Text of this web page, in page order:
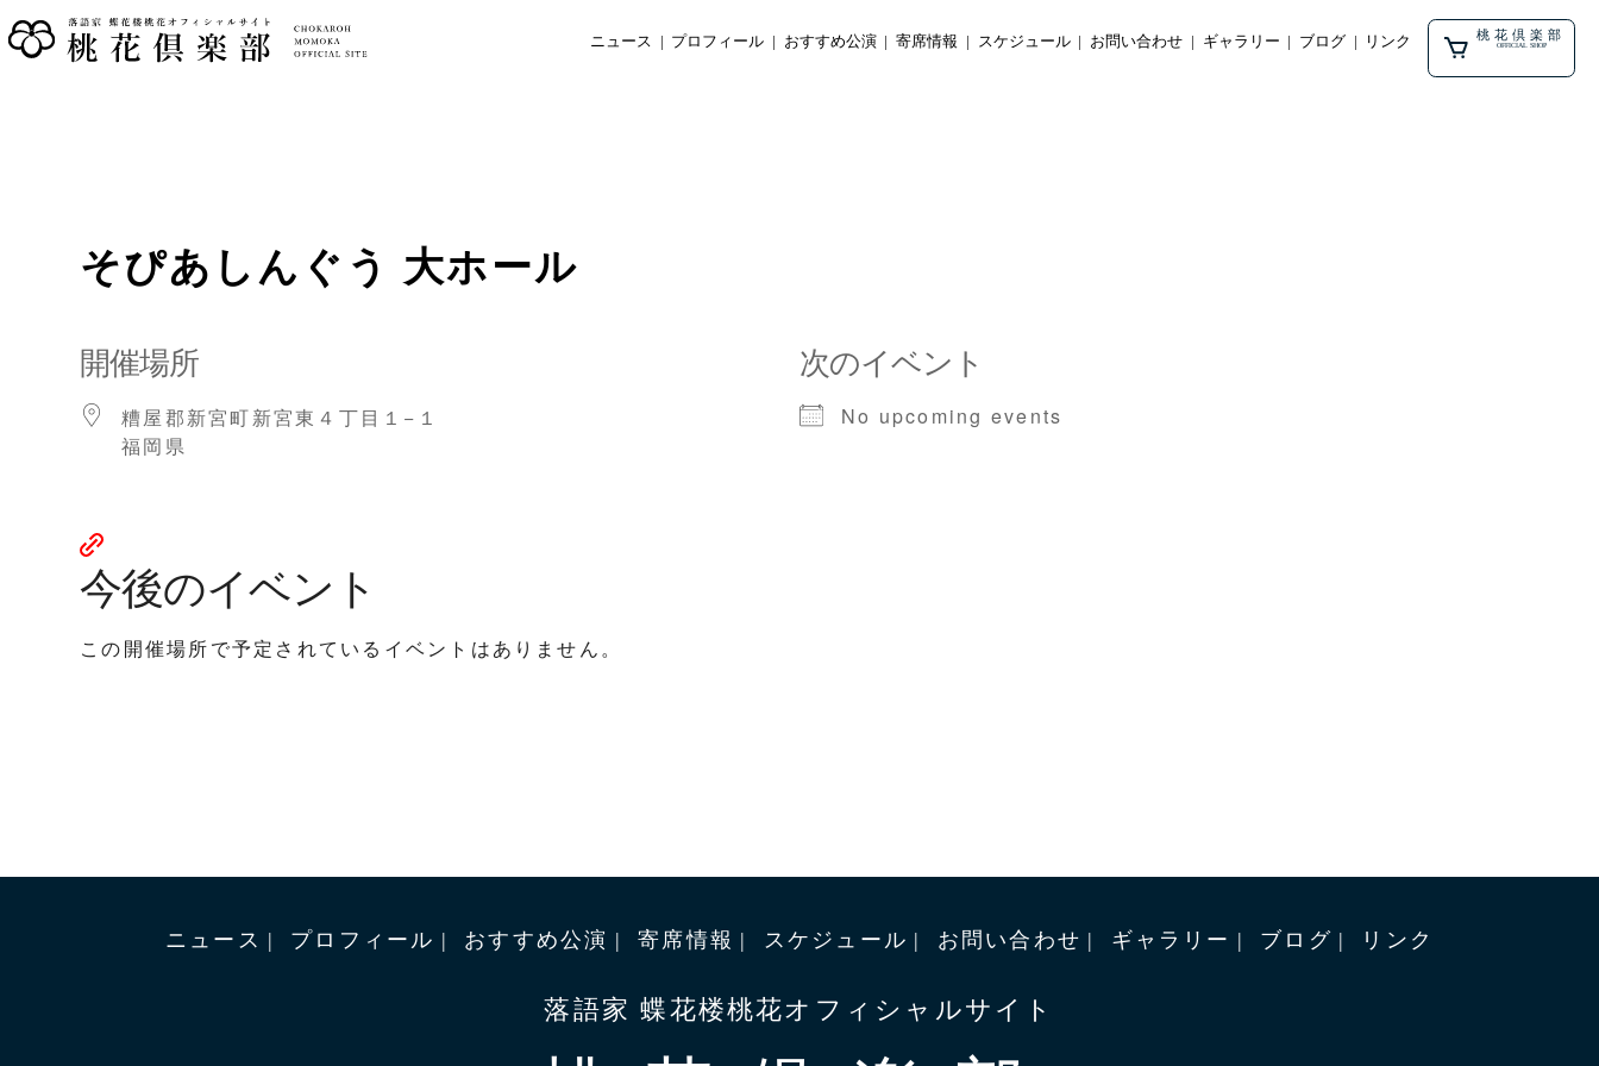
ニュース プロフィール おすすめ公演 寄席情報 スケジュール お問い合わせ ギャラリー ブログ リンク 桃花倶楽部
OFFICIAL SHOP
そぴあしんぐう 大ホール
開催場所
糟屋郡新宮町新宮東４丁目１−１
福岡県
次のイベント
No upcoming events
今後のイベント
この開催場所で予定されているイベントはありません。
ニュース プロフィール おすすめ公演 寄席情報 スケジュール お問い合わせ ギャラリー ブログ リンク
落語家 蝶花楼桃花オフィシャルサイト